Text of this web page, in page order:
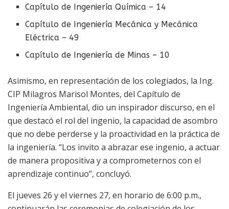
Capítulo de Ingeniería Química – 14
Capítulo de Ingeniería Mecánica y Mecánica
Eléctrica – 49
Capítulo de Ingeniería de Minas – 10
Asimismo, en representación de los colegiados, la Ing.
CIP Milagros Marisol Montes, del Capítulo de
Ingeniería Ambiental, dio un inspirador discurso, en el
que destacó el rol del ingenio, la capacidad de asombro
que no debe perderse y la proactividad en la práctica de
la ingeniería. “Los invito a abrazar ese ingenio, a actuar
de manera propositiva y a comprometernos con el
aprendizaje continuo”, concluyó.
El jueves 26 y el viernes 27, en horario de 6:00 p.m.,